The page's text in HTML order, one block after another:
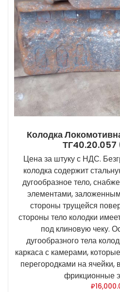
Колодка
Цена за штуку с НДС.
колодка содержит
дугообразное тело,
элементами,
стороны трущейся
стороны тело колодки
под клиновую чеку.
дугообразного тела
каркаса с камерами,
перегородками на
фрикционные
₽